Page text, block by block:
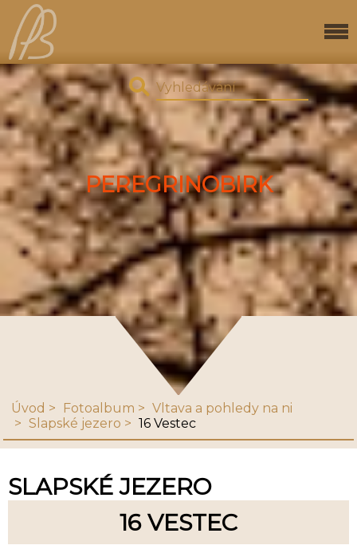
PEREGRINOBIRK
Úvod Fotoalbum
Vltava a pohledy na ni
Slapské jezero
16 Vestec
SLAPSKÉ JEZERO
16 VESTEC